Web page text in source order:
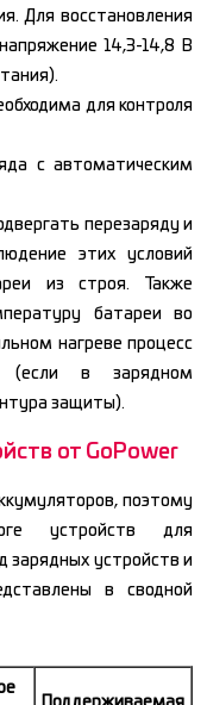
Для восстановления
14,3-14,8 В
для контроля
с автоматическим
перезаряду и
этих условий
из строя. Также
батареи во
нагреве процесс
(если в зарядном
защиты).
от GoPower
поэтому
устройств для
зарядных устройств и
в сводной